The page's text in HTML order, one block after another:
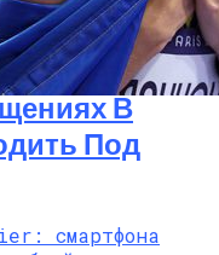
Бронзу
По Легкой
Барсу
В
Под